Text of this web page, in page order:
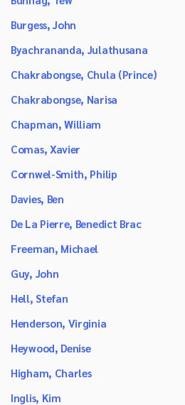
Burgess, John
Byachrananda, Julathusana
Chakrabongse, Chula (Prince)
Chakrabongse, Narisa
Chapman, William
Comas, Xavier
Cornwel-Smith, Philip
Davies, Ben
De La Pierre, Benedict Brac
Freeman, Michael
Guy, John
Hell, Stefan
Henderson, Virginia
Heywood, Denise
Higham, Charles
Inglis, Kim